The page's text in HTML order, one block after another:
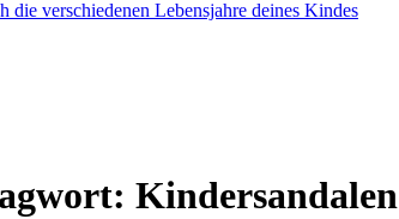
verschiedenen Lebensjahre deines Kindes
Kindersandalen